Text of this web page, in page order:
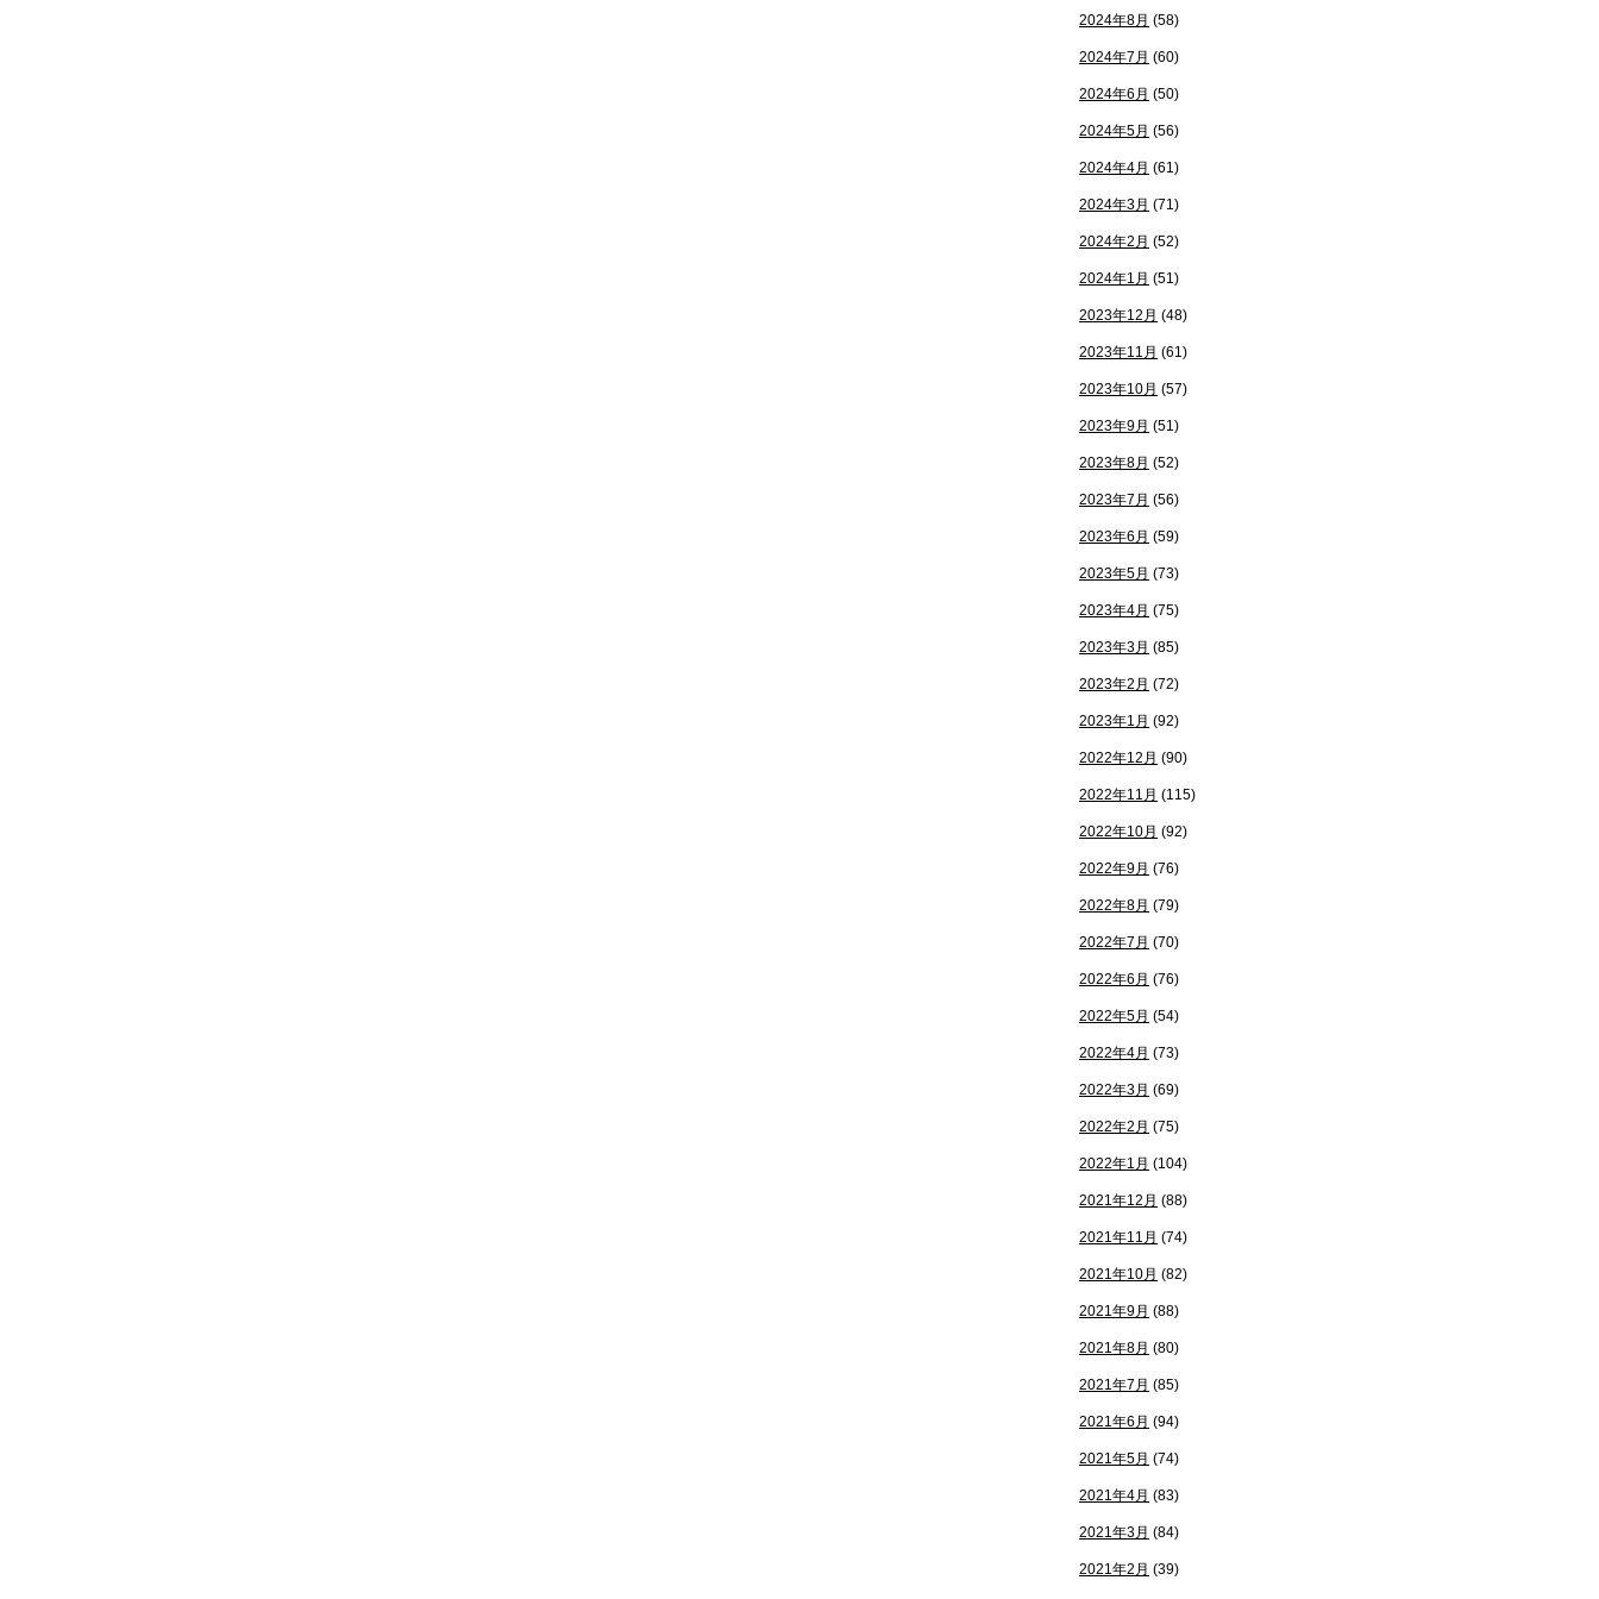
2024年8月 (58)
2024年7月 (60)
2024年6月 (50)
2024年5月 (56)
2024年4月 (61)
2024年3月 (71)
2024年2月 (52)
2024年1月 (51)
2023年12月 (48)
2023年11月 (61)
2023年10月 (57)
2023年9月 (51)
2023年8月 (52)
2023年7月 (56)
2023年6月 (59)
2023年5月 (73)
2023年4月 (75)
2023年3月 (85)
2023年2月 (72)
2023年1月 (92)
2022年12月 (90)
2022年11月 (115)
2022年10月 (92)
2022年9月 (76)
2022年8月 (79)
2022年7月 (70)
2022年6月 (76)
2022年5月 (54)
2022年4月 (73)
2022年3月 (69)
2022年2月 (75)
2022年1月 (104)
2021年12月 (88)
2021年11月 (74)
2021年10月 (82)
2021年9月 (88)
2021年8月 (80)
2021年7月 (85)
2021年6月 (94)
2021年5月 (74)
2021年4月 (83)
2021年3月 (84)
2021年2月 (39)